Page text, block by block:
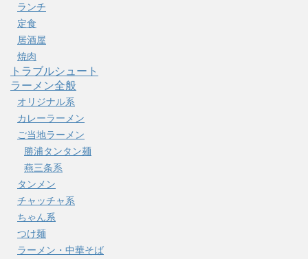
ランチ
定食
居酒屋
焼肉
トラブルシュート
ラーメン全般
オリジナル系
カレーラーメン
ご当地ラーメン
勝浦タンタン麺
燕三条系
タンメン
チャッチャ系
ちゃん系
つけ麺
ラーメン・中華そば